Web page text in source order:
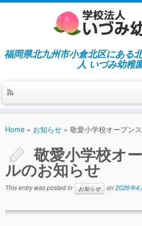
福岡県北九州市小倉北区にある
人 いづみ幼稚
施設紹介
指導／保育の内容
入園募集／入園費用
Home » お知らせ » 敬愛小学校オープン
敬愛小学校オ
ルのお知らせ
This entry was posted in お知らせ on2026年4